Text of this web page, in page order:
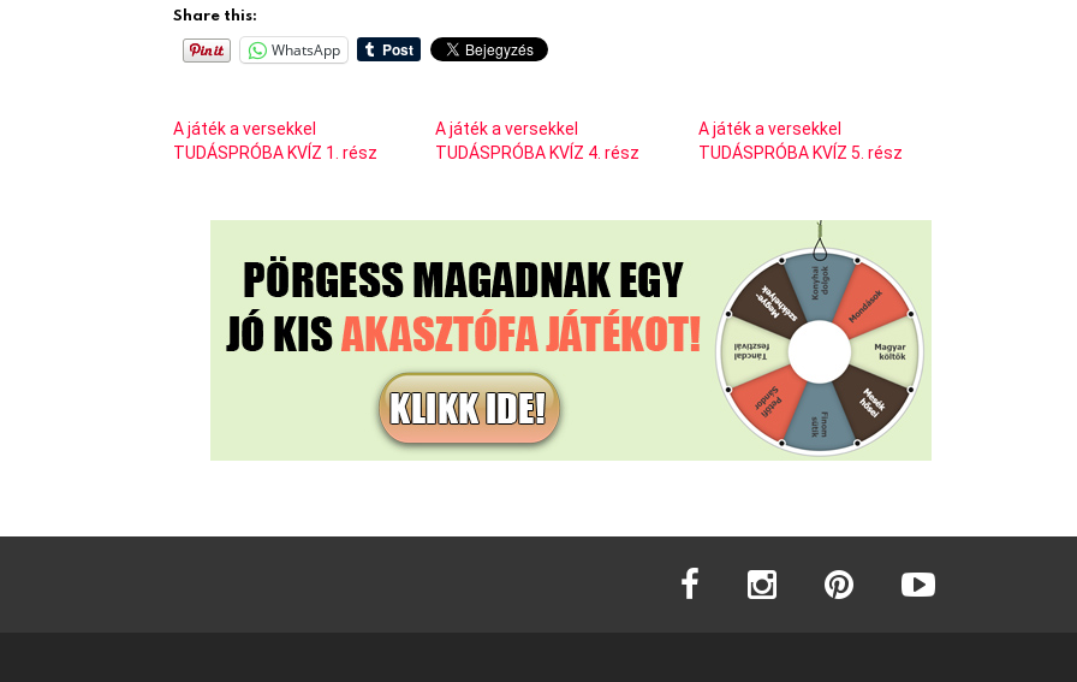
Share this:
WhatsApp
A játék a versekkel
TUDÁSPRÓBA KVÍZ 1. rész
A játék a versekkel
TUDÁSPRÓBA KVÍZ 4. rész
A játék a versekkel
TUDÁSPRÓBA KVÍZ 5. rész
facebook instagram